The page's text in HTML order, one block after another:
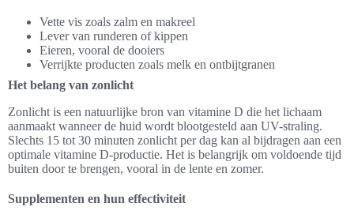
Vette vis zoals zalm en makreel
Lever van runderen of kippen
Eieren, vooral de dooiers
Verrijkte producten zoals melk en ontbijtgranen
Het belang van zonlicht
Zonlicht is een natuurlijke bron van vitamine D die het lichaam
aanmaakt wanneer de huid wordt blootgesteld aan UV-straling.
Slechts 15 tot 30 minuten zonlicht per dag kan al bijdragen aan een
optimale vitamine D-productie. Het is belangrijk om voldoende tijd
buiten door te brengen, vooral in de lente en zomer.
Supplementen en hun effectiviteit